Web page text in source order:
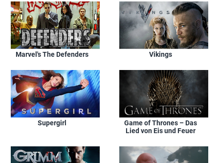
Marvel's The Defenders Vikings
Supergirl
Game of Thrones – Das
Lied von Eis und Feuer